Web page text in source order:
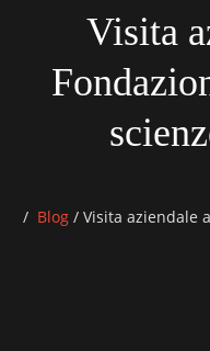
Visita
Blog /Visita aziendale